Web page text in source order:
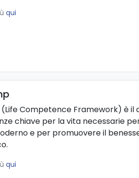
qui
(Life Competence Framework) è il
chiave per la vita necessarie
e per promuovere il
qui